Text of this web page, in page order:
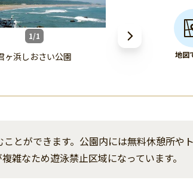
1/1
ヶ浜しおさい公園 地図
とができます。公園内には無料休憩所や
雑なため遊泳禁止区域になっています。